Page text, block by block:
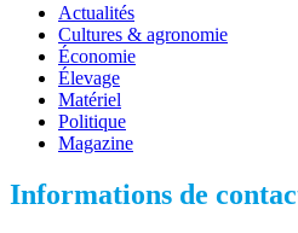
Actualités
Cultures & agronomie
Économie
Élevage
Matériel
Politique
Magazine
Informations de